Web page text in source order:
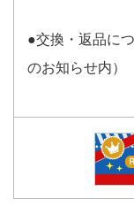
●交換・返品に
のお知らせ内）